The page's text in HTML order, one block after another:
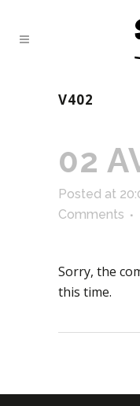
V402
02
Posted at
Comments
Sorry, the
this time.